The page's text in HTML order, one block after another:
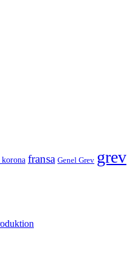
korona fransa Genel Grev grev